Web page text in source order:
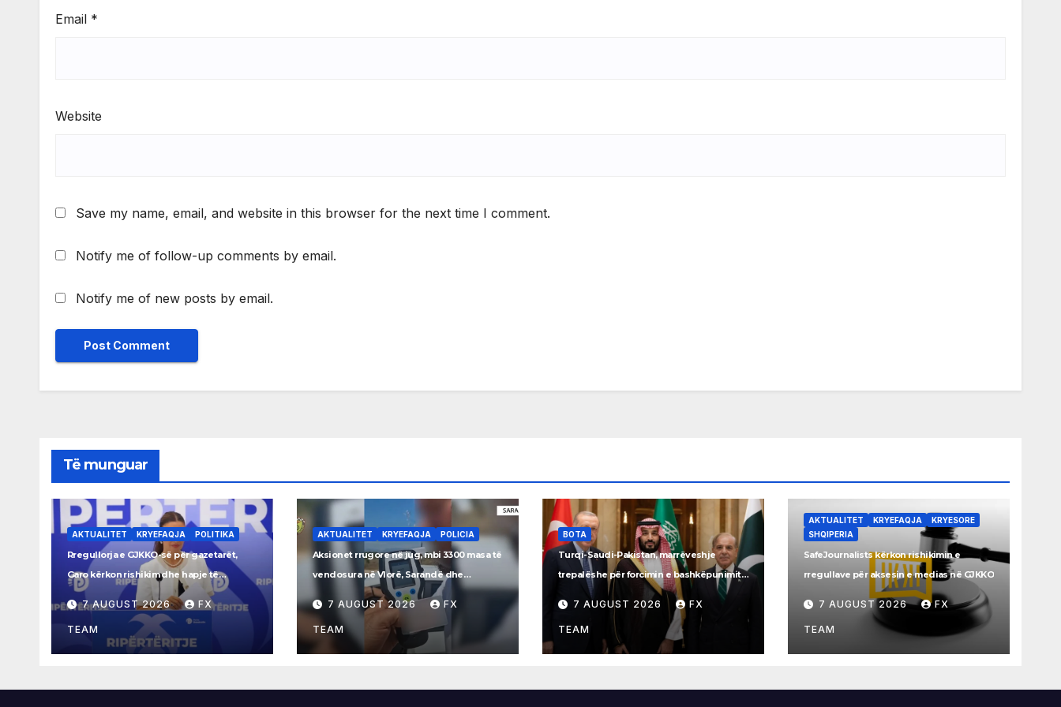
Email *
Website
Save my name, email, and website in this browser for the next time I comment.
Notify me of follow-up comments by email.
Notify me of new posts by email.
Të munguar
AKTUALITET KRYEFAQJA POLITIKA
Rregullorja e GJKKO-së për gazetarët,
Garo kërkon rishikim dhe hapje të
procesit
7 AUGUST 2026 FX
TEAM
AKTUALITET KRYEFAQJA POLICIA
Aksionet rrugore në jug, mbi 3300 masa të
vendosura në Vlorë, Sarandë dhe
Rrogozhinë
7 AUGUST 2026 FX
TEAM
BOTA
Turqi-Saudi-Pakistan, marrëveshje
trepalëshe për forcimin e bashkëpunimit
ushtarak
7 AUGUST 2026 FX
TEAM
AKTUALITET KRYEFAQJA
KRYESORE
SHQIPERIA
SafeJournalists kërkon rishikimin e
rregullave për aksesin e medias në GJKKO
7 AUGUST 2026 FX
TEAM